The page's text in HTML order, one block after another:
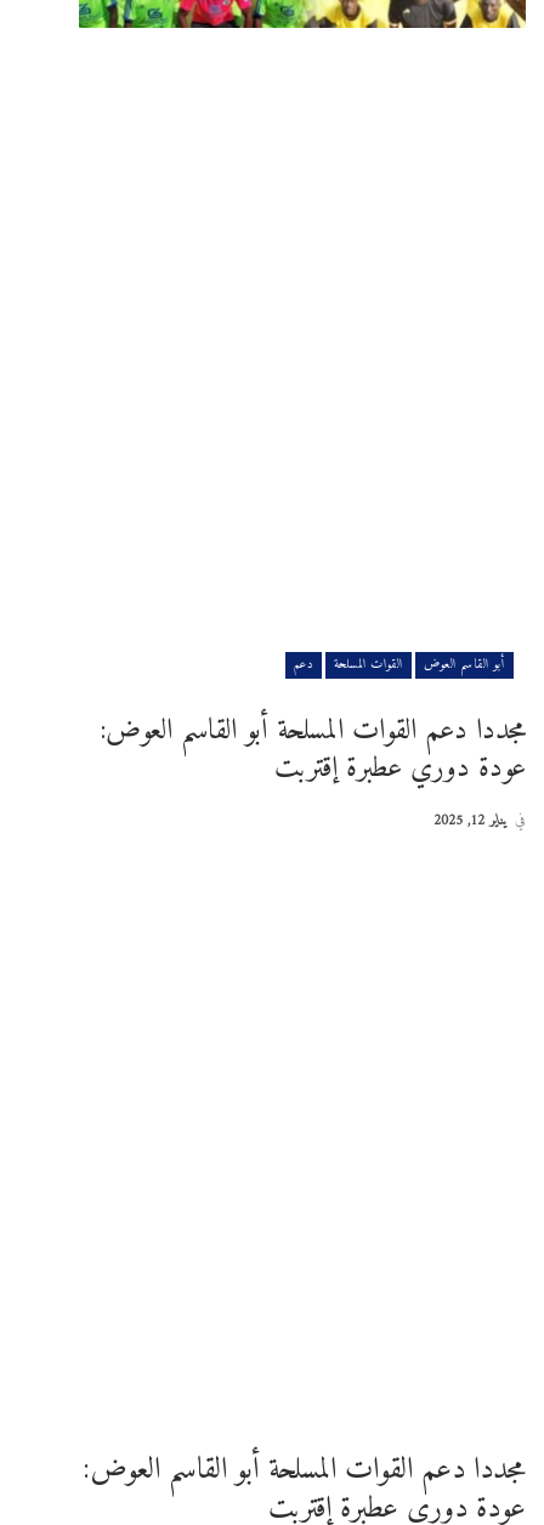
أبو القاسم العوض القوات المسلحة دعم
مجددا دعم القوات المسلحة أبو القاسم العوض:
عودة دوري عطبرة إقتربت
في يناير 12, 2025
مجددا دعم القوات المسلحة أبو القاسم العوض:
عودة دوري عطبرة إقتربت